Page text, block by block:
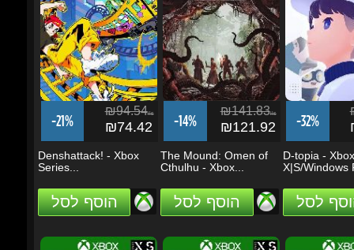
-21%
₪94.54ils
₪74.42
Denshattack! - Xbox
הוסף לסל
-14%
₪141.83ils
₪121.92
The Mound: Omen of
Cthulhu - Xbox...
הוסף לסל
-32%
D-topia - Xbox
X|S/Windows
לסל